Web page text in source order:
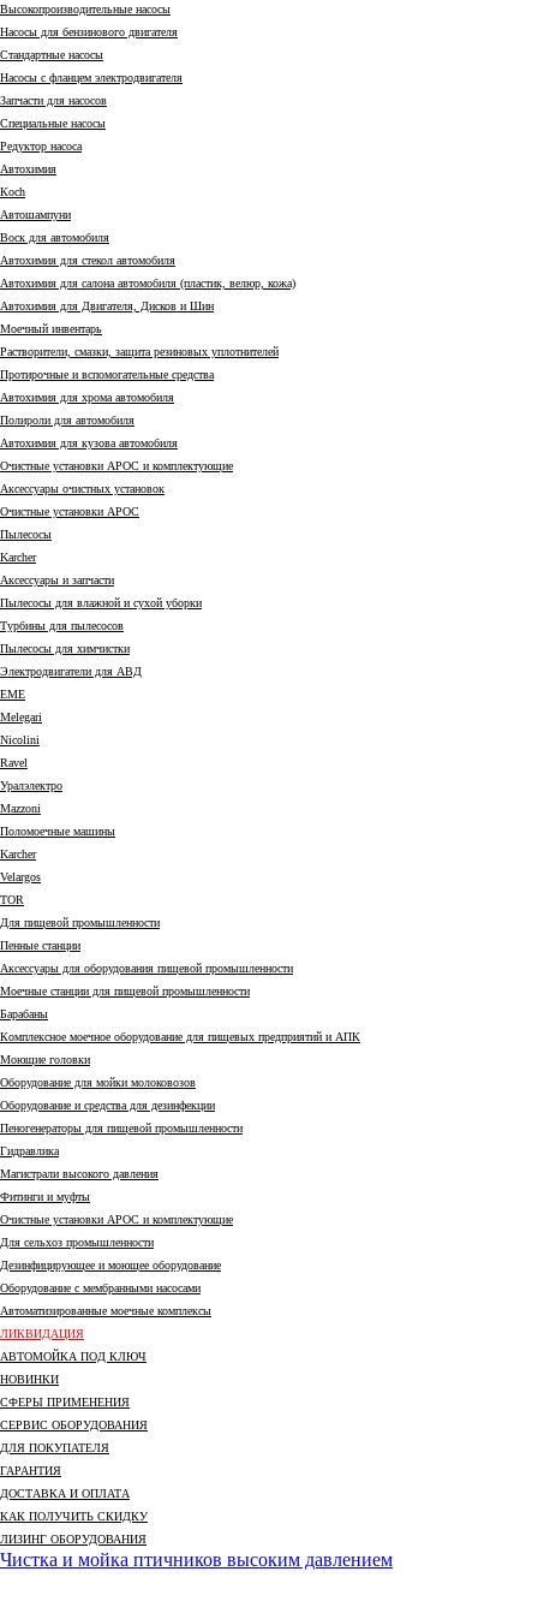
Высокопроизводительные насосы
Насосы для бензинового двигателя
Стандартные насосы
Насосы с фланцем электродвигателя
Запчасти для насосов
Специальные насосы
Редуктор насоса
Автохимия
Коch
Автошампуни
Воск для автомобиля
Автохимия для стекол автомобиля
Автохимия для салона автомобиля (пластик, велюр, кожа)
Автохимия для Двигателя, Дисков и Шин
Моечный инвентарь
Растворители, смазки, защита резиновых уплотнителей
Протирочные и вспомогательные средства
Автохимия для хрома автомобиля
Полироли для автомобиля
Автохимия для кузова автомобиля
Очистные установки АРОС и комплектующие
Аксессуары очистных установок
Очистные установки АРОС
Пылесосы
Karcher
Аксессуары и запчасти
Пылесосы для влажной и сухой уборки
Турбины для пылесосов
Пылесосы для химчистки
Электродвигатели для АВД
EME
Melegari
Nicolini
Ravel
Уралэлектро
Mazzoni
Поломоечные машины
Karcher
Velargos
TOR
Для пищевой промышленности
Пенные станции
Аксессуары для оборудования пищевой промышленности
Моечные станции для пищевой промышленности
Барабаны
Комплексное моечное оборудование для пищевых предприятий и АПК
Моющие головки
Оборудование для мойки молоковозов
Оборудование и средства для дезинфекции
Пеногенераторы для пищевой промышленности
Гидравлика
Магистрали высокого давления
Фитинги и муфты
Очистные установки АРОС и комплектующие
Для сельхоз промышленности
Дезинфицирующее и моющее оборудование
Оборудование с мембранными насосами
Автоматизированные моечные комплексы
ЛИКВИДАЦИЯ
АВТОМОЙКА ПОД КЛЮЧ
НОВИНКИ
СФЕРЫ ПРИМЕНЕНИЯ
СЕРВИС ОБОРУДОВАНИЯ
ДЛЯ ПОКУПАТЕЛЯ
ГАРАНТИЯ
ДОСТАВКА И ОПЛАТА
КАК ПОЛУЧИТЬ СКИДКУ
ЛИЗИНГ ОБОРУДОВАНИЯ
Новости
Чистка и мойка птичников высоким давлением